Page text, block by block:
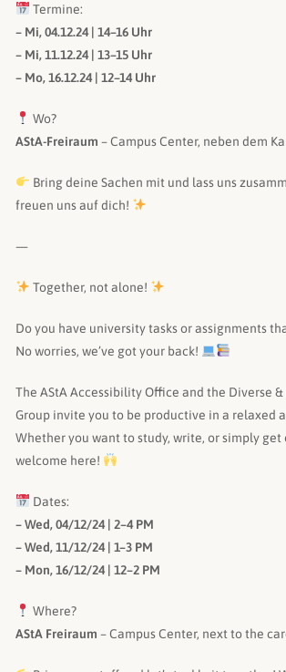
Termine:
– Mi, 04.12.24 | 14–16 Uhr
– Mi, 11.12.24 | 13–15 Uhr
– Mo, 16.12.24 | 12–14 Uhr
Wo?
AStA-Freiraum – Campus Center, neben dem
Bring deine Sachen mit und lass uns
freuen uns auf dich!
—
Together, not alone!
Do you have university tasks or assignments
No worries, we’ve got your back!
The AStA Accessibility Office and the Diverse
Group invite you to be productive in a relaxed
Whether you want to study, write, or simply get
welcome here!
Dates:
– Wed, 04/12/24 | 2–4 PM
– Wed, 11/12/24 | 1–3 PM
– Mon, 16/12/24 | 12–2 PM
Where?
AStA Freiraum – Campus Center, next to the